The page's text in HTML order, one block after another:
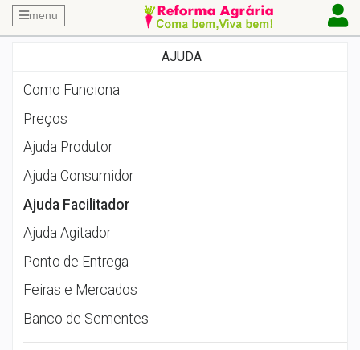
menu
AJUDA
Como Funciona
Preços
Ajuda Produtor
Ajuda Consumidor
Ajuda Facilitador
Ajuda Agitador
Ponto de Entrega
Feiras e Mercados
Banco de Sementes